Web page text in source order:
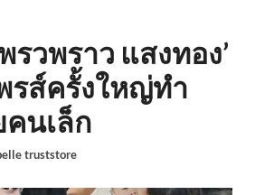
รวพราว แสงทอง’
รส์ครั้งใหญ่ทำ
นเล็ก
truststore